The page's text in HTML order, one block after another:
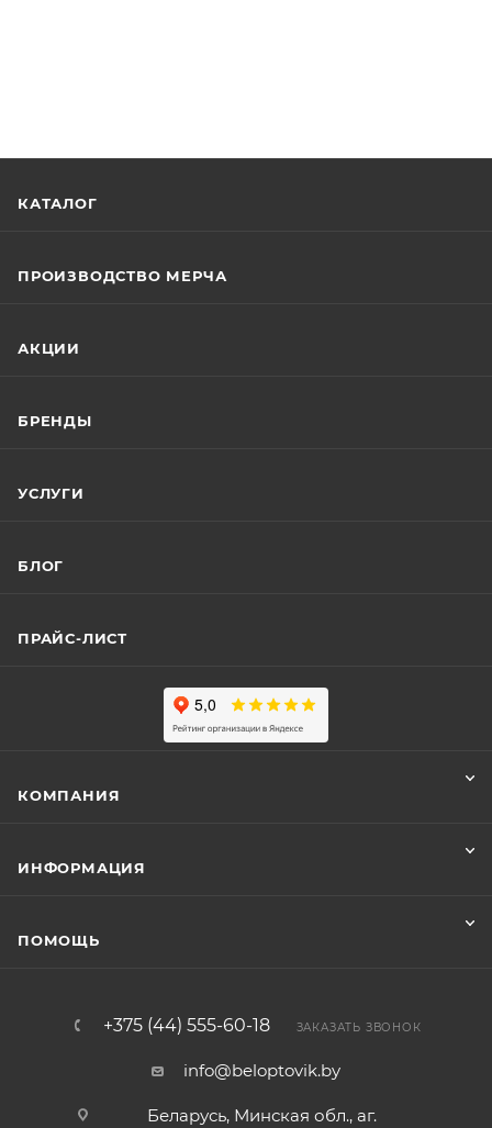
КАТАЛОГ
ПРОИЗВОДСТВО МЕРЧА
АКЦИИ
БРЕНДЫ
УСЛУГИ
БЛОГ
ПРАЙС-ЛИСТ
КОМПАНИЯ
ИНФОРМАЦИЯ
ПОМОЩЬ
+375 (44) 555-60-18 ЗАКАЗАТЬ ЗВОНОК
info@beloptovik.by
Беларусь, Минская обл., аг.